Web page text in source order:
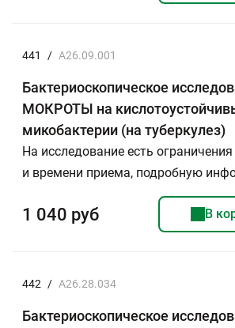
441 / A26.09.001
Бактериоскопическое
МОКРОТЫ на
микобактерии (на туберкулез)
На исследование есть
и времени приема, подробную
1 040 руб В
442 / A26.28.034
Бактериоскопическое